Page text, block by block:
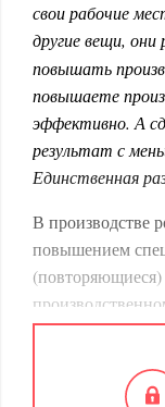
свои рабочие
другие вещи,
повышать
повышаете
эффективно. А
результат с
Единственная
В производстве
повышением
рутинные
чтобы
семь тому